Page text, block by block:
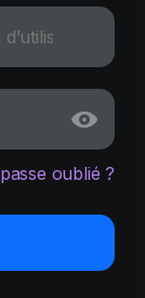
oublié ?